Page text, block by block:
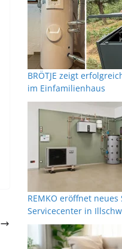
BRÖTJE zeigt
im Einfamilienhaus
REMKO eröffnet
Servicecenter in